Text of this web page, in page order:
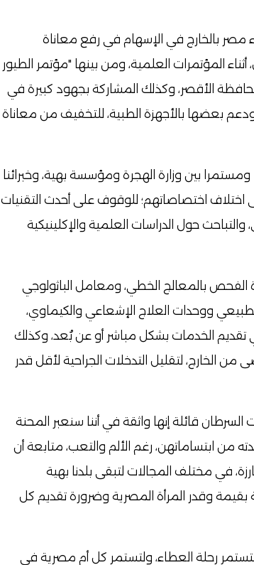
بالخارج في الإسهام في رفع معاناة
المؤتمرات العلمية، ومن بينها "مؤتمر الطيور
الأقصر، وكذلك المشاركة بجهود كبيرة في
بعضها بالأجهزة الطبية، للتخفيف من معاناة
بين وزارة الهجرة ومؤسسة بهية، وخبرائنا
اختلاف اختصاصاتهم؛ للوقوف على أحدث التقنيات
حول الدراسات العلمية والإكلينيكية
الفحص بالمعالج الخطي، ومعامل الباثولوجي
ووحدات العلاج الإشعاعي والكيماوي،
تقديم الخدمات بشكل مباشر أو عن بُعد، وكذلك
الخارج، لتقليل التدخلات الجراحية لأقل قدر
قائلة إنها واثقة في أننا سنعبر المحنة
من ابتساماتهن، رغم الألم والتعب، متابعة أن
في مختلف المجالات لتبقى بلدنا بهية
وقدر المرأة المصرية وضرورة تقديم كل
رحلة العطاء، ولتستمر كل أم مصرية في